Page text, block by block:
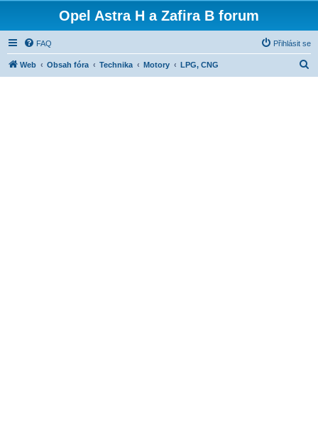
Opel Astra H a Zafira B forum
FAQ Přihlásit se
Web Obsah fóra Technika Motory LPG, CNG